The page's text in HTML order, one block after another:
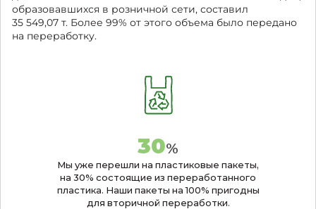
образовавшихся в розничной сети, составил
35 549,07 т. Более 99% от этого объема было передано
на переработку.
30%
Мы уже перешли на пластиковые пакеты,
на 30% состоящие из переработанного
пластика. Наши пакеты на 100% пригодны
для вторичной переработки.